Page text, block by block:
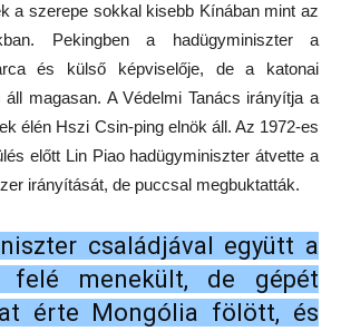
a szerepe sokkal kisebb Kínában mint az
Pekingben a hadügyminiszter a
és külső képviselője, de a katonai
áll magasan. A Védelmi Tanács irányítja a
élén Hszi Csin-ping elnök áll. Az 1972-es
előtt Lin Piao hadügyminiszter átvette a
irányítását, de puccsal megbuktatták.
családjával együtt a
felé menekült, de gépét
érte Mongólia fölött, és